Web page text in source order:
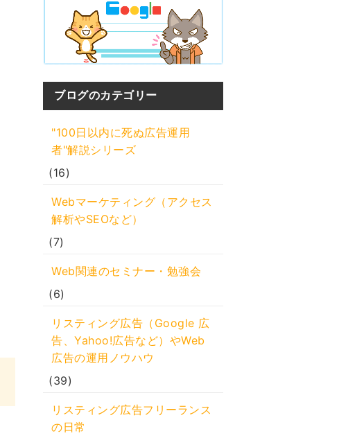
ブログのカテゴリー
"100日以内に死ぬ広告運用
者"解説シリーズ
(16)
Webマーケティング（アクセス
解析やSEOなど）
(7)
Web関連のセミナー・勉強会
(6)
リスティング広告（Google 広
告、Yahoo!広告など）やWeb
広告の運用ノウハウ
(39)
リスティング広告フリーランス
の日常